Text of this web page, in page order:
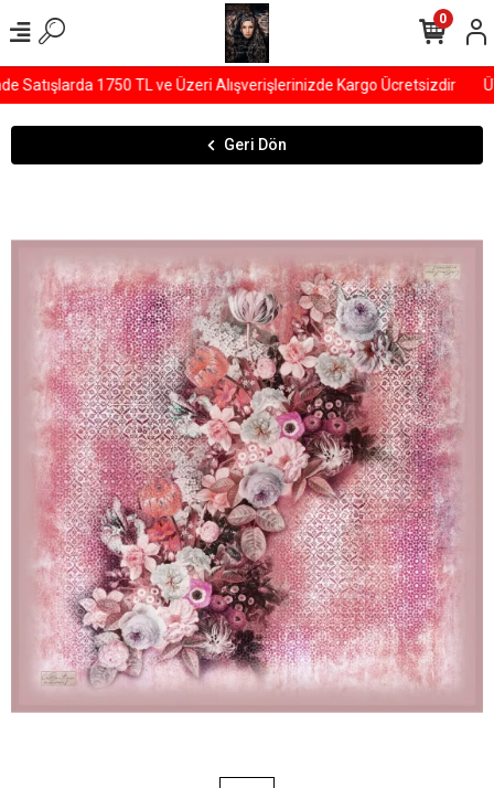
1750 TL ve Üzeri Alışverişlerinizde Kargo Ücretsizdir
0
Geri Dön